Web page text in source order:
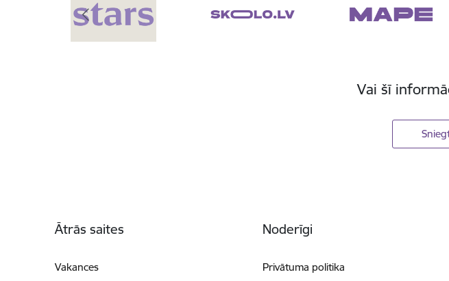
Vai šī
Ātrās saites
Vakances
Noderīgi
Privātuma politika